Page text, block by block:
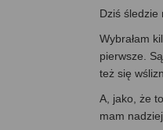
Dziś
Wybrałam
pierwsze.
też się
A, jako, że
mam